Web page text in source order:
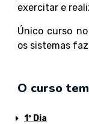
exercitar e
Único curso
os sistemas
O curso
1º Dia